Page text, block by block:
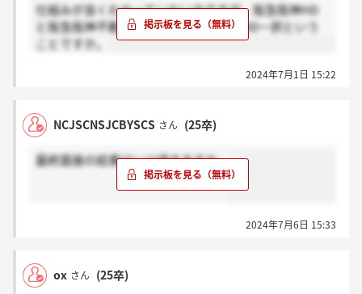
仕組みが良くわかっていないのですが、阪急阪神HD
と阪急阪神不動産から内定が出た場合HD一択という
ことですか。
2024年7月1日 15:22
NCJSCNSJCBYSCS さん (25卒)
最終面接の結果はいつ頃きますか。
2024年7月6日 15:33
ox さん (25卒)